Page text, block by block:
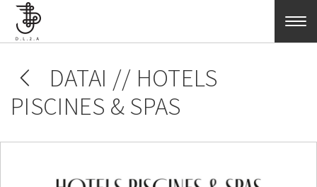
Skip to main content
DATAI // HOTELS
PISCINES & SPAS